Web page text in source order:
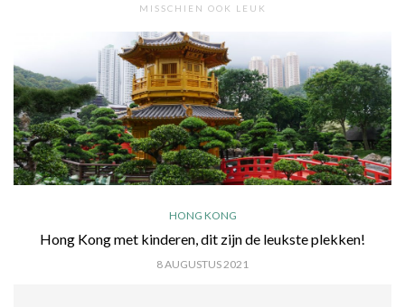
MISSCHIEN OOK LEUK
HONG KONG
Hong Kong met kinderen, dit zijn de leukste plekken!
8 AUGUSTUS 2021